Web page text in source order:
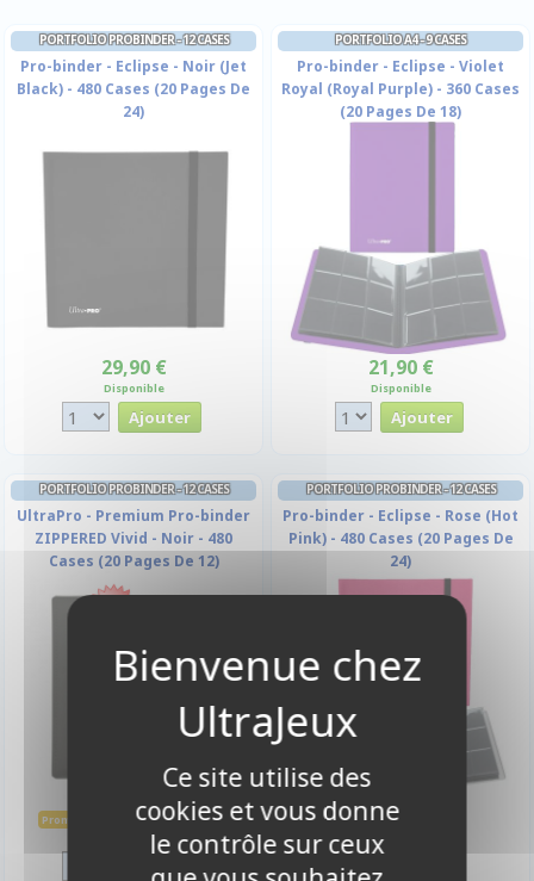
PORTFOLIO PROBINDER - 12 CASES
Pro-binder - Eclipse - Noir (Jet
Black) - 480 Cases (20 Pages De
24)
29,90 €
Disponible
PORTFOLIO A4 - 9 CASES
Pro-binder - Eclipse - Violet
Royal (Royal Purple) - 360 Cases
(20 Pages De 18)
21,90 €
Disponible
PORTFOLIO PROBINDER - 12 CASES
UltraPro - Premium Pro-binder
ZIPPERED Vivid - Noir - 480
Cases (20 Pages De 12)
Promo -10% 38,70 € 34,90 €
Disponible
PORTFOLIO PROBINDER - 12 CASES
Pro-binder - Eclipse - Rose (Hot
Pink) - 480 Cases (20 Pages De
24)
29,90 €
Disponible
Ce site utilise des
cookies et vous donne
le contrôle sur ceux